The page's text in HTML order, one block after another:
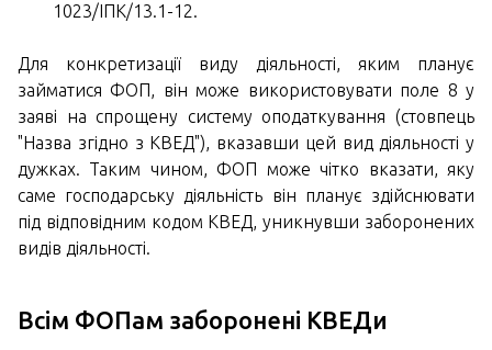
1023/ІПК/13.1-12.
Для конкретизації виду діяльності, яким планує
займатися ФОП, він може використовувати поле 8 у
заяві на спрощену систему оподаткування (стовпець
"Назва згідно з КВЕД"), вказавши цей вид діяльності у
дужках. Таким чином, ФОП може чітко вказати, яку
саме господарську діяльність він планує здійснювати
під відповідним кодом КВЕД, уникнувши заборонених
видів діяльності.
Всім ФОПам заборонені КВЕДи